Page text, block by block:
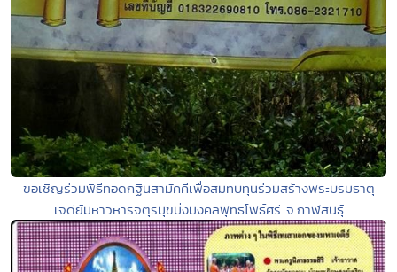
ขอเชิญร่วมพิธีทอดกฐินสามัคคีเพื่อสมทบทุนร่วมสร้างพระบรมธาตุ
เจดีย์มหาวิหารจตุรมุขมิ่งมงคลพุทธโพธิ์ศรี จ.กาฬสินธุ์